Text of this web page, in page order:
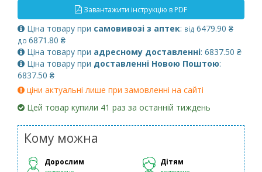
Завантажити інструкцію в PDF
Ціна товару при самовивозі з аптек: від 6479.90 ₴
до 6871.80 ₴
Ціна товару при адресному доставленні: 6837.50 ₴
Ціна товару при доставленні Новою Поштою:
6837.50 ₴
ціни актуальні лише при замовленні на сайті
Цей товар купили 41 раз за останній тиждень
Кому можна
Дорослим Дітям